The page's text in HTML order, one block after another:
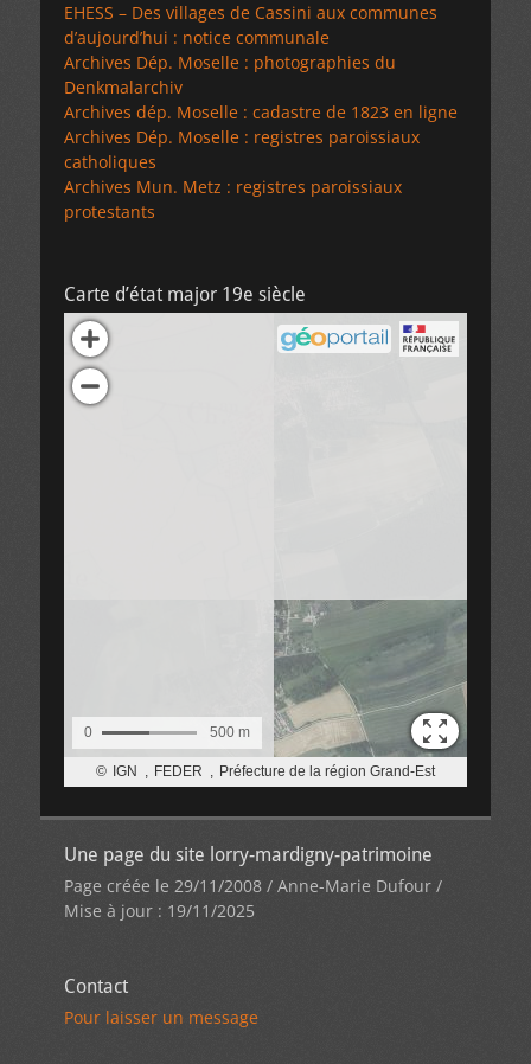
EHESS – Des villages de Cassini aux communes
d’aujourd’hui : notice communale
Archives Dép. Moselle : photographies du
Denkmalarchiv
Archives dép. Moselle : cadastre de 1823 en ligne
Archives Dép. Moselle : registres paroissiaux
catholiques
Archives Mun. Metz : registres paroissiaux
protestants
Carte d’état major 19e siècle
Une page du site lorry-mardigny-patrimoine
Page créée le 29/11/2008 / Anne-Marie Dufour /
Mise à jour : 19/11/2025
Contact
Pour laisser un message